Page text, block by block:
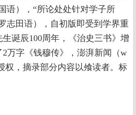
语），“所论处处针对学子所
志田语），自初版即受到学界重
诞辰100周年，《治史三书》增
万字《钱穆传》，澎湃新闻（w
权，摘录部分内容以飧读者。标